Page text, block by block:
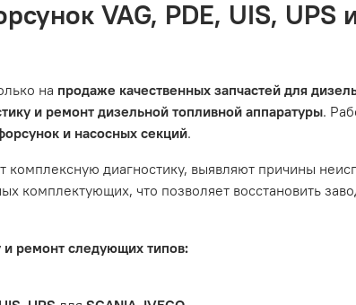
ответственности за неисправности,
Если у вас возникнут проблемы с
на следующие случаи:
материалом, который подвержен естественному
и т.д.
неправильной установкой или чрезмерным
VAG, PDE, UIS, UPS
на продаже качественных запчастей для
и ремонт дизельной топливной аппаратуры.
и насосных секций.
комплексную диагностику, выявляют причины
комплектующих, что позволяет восстановить
ремонт следующих типов: